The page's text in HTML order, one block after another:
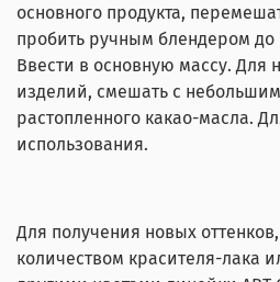
основного продукта,
пробить ручным блендером до
Ввести в основную массу. Для
изделий, смешать с
растопленного какао-масла.
использования.
Для получения новых
количеством красителя-лака